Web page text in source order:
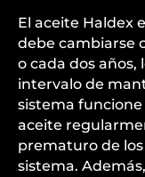
El aceite Haldex
debe cambiarse
o cada dos años,
intervalo de
sistema
aceite
prematuro de
sistema.